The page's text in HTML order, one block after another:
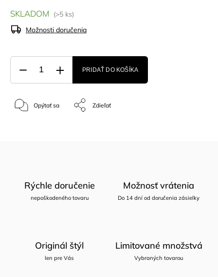
SKLADOM
(>5 ks)
Možnosti doručenia
PRIDAŤ DO KOŠÍKA
Opýtať sa Zdieľať
Rýchle doručenie
nepoškodeného tovaru
Možnosť vrátenia
Do 14 dní od doručenia zásielky
Originál štýl
len pre Vás
Limitované množstvá
Vybraných tovarou